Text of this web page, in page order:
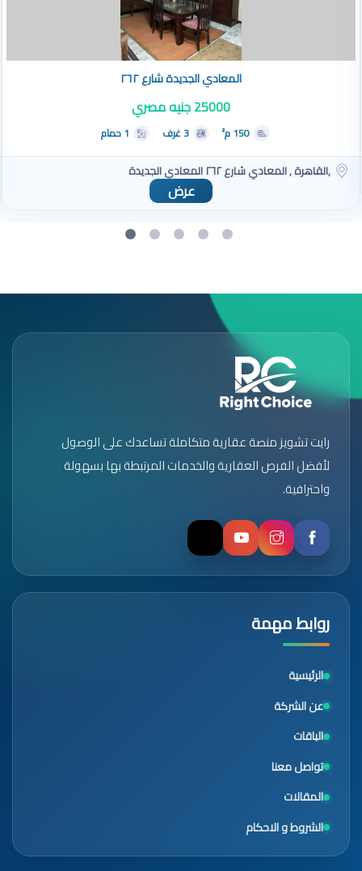
المعادي الجديدة شارع ٢٦٢
25000 جنيه مصري
1 حمام 3 غرف 150 م²
القاهرة , المعادي شارع ٢٦٢ المعادي الجديدة,
عرض
رايت تشويز منصة عقارية متكاملة تساعدك على الوصول
لأفضل الفرص العقارية والخدمات المرتبطة بها بسهولة
واحترافية.
روابط مهمة
الرئيسية
عن الشركة
الباقات
تواصل معنا
المقالات
الشروط و الاحكام